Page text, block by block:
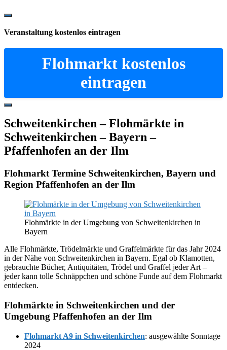
Show
Content
Veranstaltung kostenlos eintragen
Flohmarkt kostenlos
eintragen
Hide
Content
Schweitenkirchen – Flohmärkte in
Schweitenkirchen – Bayern –
Pfaffenhofen an der Ilm
Flohmarkt Termine Schweitenkirchen, Bayern und
Region Pfaffenhofen an der Ilm
Flohmärkte in der Umgebung von Schweitenkirchen in
Bayern
Alle Flohmärkte, Trödelmärkte und Graffelmärkte für das Jahr 2024
in der Nähe von Schweitenkirchen in Bayern. Egal ob Klamotten,
gebrauchte Bücher, Antiquitäten, Trödel und Graffel jeder Art –
jeder kann tolle Schnäppchen und schöne Funde auf dem Flohmarkt
entdecken.
Flohmärkte in Schweitenkirchen und der
Umgebung Pfaffenhofen an der Ilm
Flohmarkt A9 in Schweitenkirchen: ausgewählte Sonntage
2024